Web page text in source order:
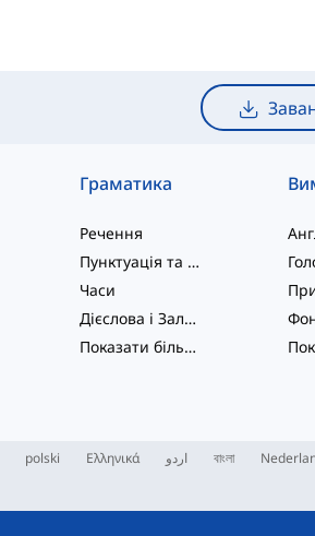
Граматика
Речення
Пунктуація та Орфографія
Часи
Дієслова і Залоги
Показати більше
polski Ελληνικά اردو বাংলা